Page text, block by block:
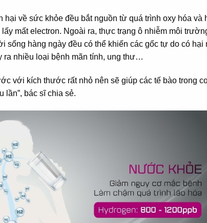
hại về sức khỏe đều bắt nguồn từ quá trình oxy hóa và
mất electron. Ngoài ra, thực trạng ô nhiễm môi
sống hàng ngày đều có thể khiến các gốc tự do có hại
ra nhiều loại bệnh mãn tính, ung thư…
với kích thước rất nhỏ nên sẽ giúp các tế bào trong
lần”, bác sĩ chia sẻ.